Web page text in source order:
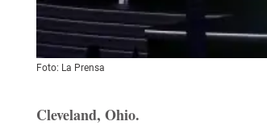
Foto: La Prensa
Cleveland, Ohio.